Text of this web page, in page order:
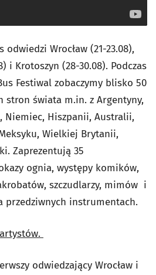
Wrocław (21-23.08),
i Krotoszyn (28-30.08). Podczas
Festiwal zobaczymy blisko 50
stron świata m.in. z Argentyny,
Niemiec, Hiszpanii, Australii,
Wielkiej Brytanii,
Zaprezentują 35
ognia, występy komików,
szczudlarzy, mimów i
przedziwnych instrumentach.
odwiedzający Wrocław i